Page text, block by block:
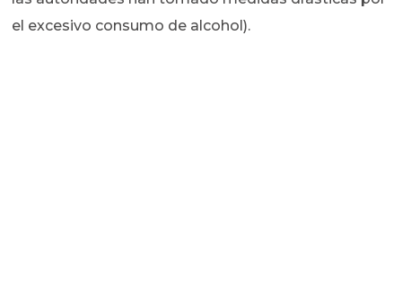
el excesivo consumo de alcohol).